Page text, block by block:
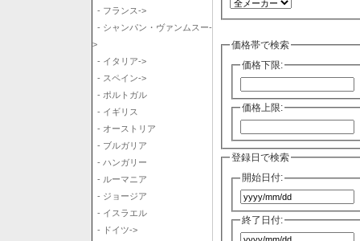
- フランス->
- シャンパン・ヴァンムスー-
>
- イタリア->
- スペイン->
- ポルトガル
- イギリス
- オーストリア
- ブルガリア
- ハンガリー
- ルーマニア
- ジョージア
- イスラエル
- ドイツ->
価格帯で検索
価格下限:
価格上限:
登録日で検索
開始日付:
終了日付: